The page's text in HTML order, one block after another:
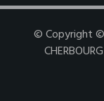
© Copyright ©